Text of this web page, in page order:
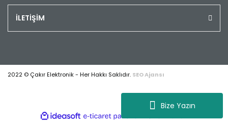
Bize Yazın
İLETİŞİM
2022 © Çakır Elektronik - Her Hakkı Saklıdır. SEO Ajansı
ideasoft